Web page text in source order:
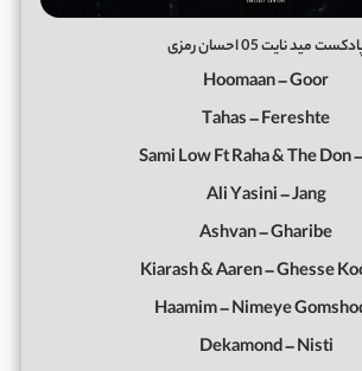
مید نایت 05 احسان رمزی
Hoomaan – Goor
Tahas – Fereshte
Sami Low Ft Raha & The Don
Ali Yasini – Jang
Ashvan – Gharibe
Kiarash & Aaren – Ghesse
Haamim – Nimeye
Dekamond – Nisti